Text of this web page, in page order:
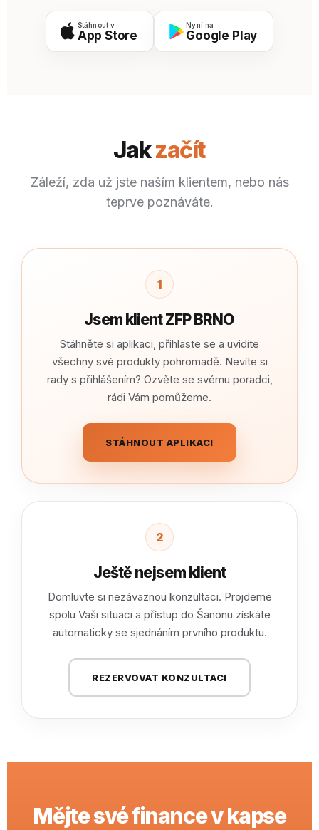
Stáhnout v
App Store
Nyní na
Google Play
Jakzačít
Záleží, zda už jste naším klientem, nebo nás
teprve poznáváte.
1
Jsem klient ZFP BRNO
Stáhněte si aplikaci, přihlaste se a uvidíte
všechny své produkty pohromadě. Nevíte si
rady s přihlášením? Ozvěte se svému poradci,
rádi Vám pomůžeme.
STÁHNOUT APLIKACI
2
Ještě nejsem klient
Domluvte si nezávaznou konzultaci. Projdeme
spolu Vaši situaci a přístup do Šanonu získáte
automaticky se sjednáním prvního produktu.
REZERVOVAT KONZULTACI
Mějte své financev kapse